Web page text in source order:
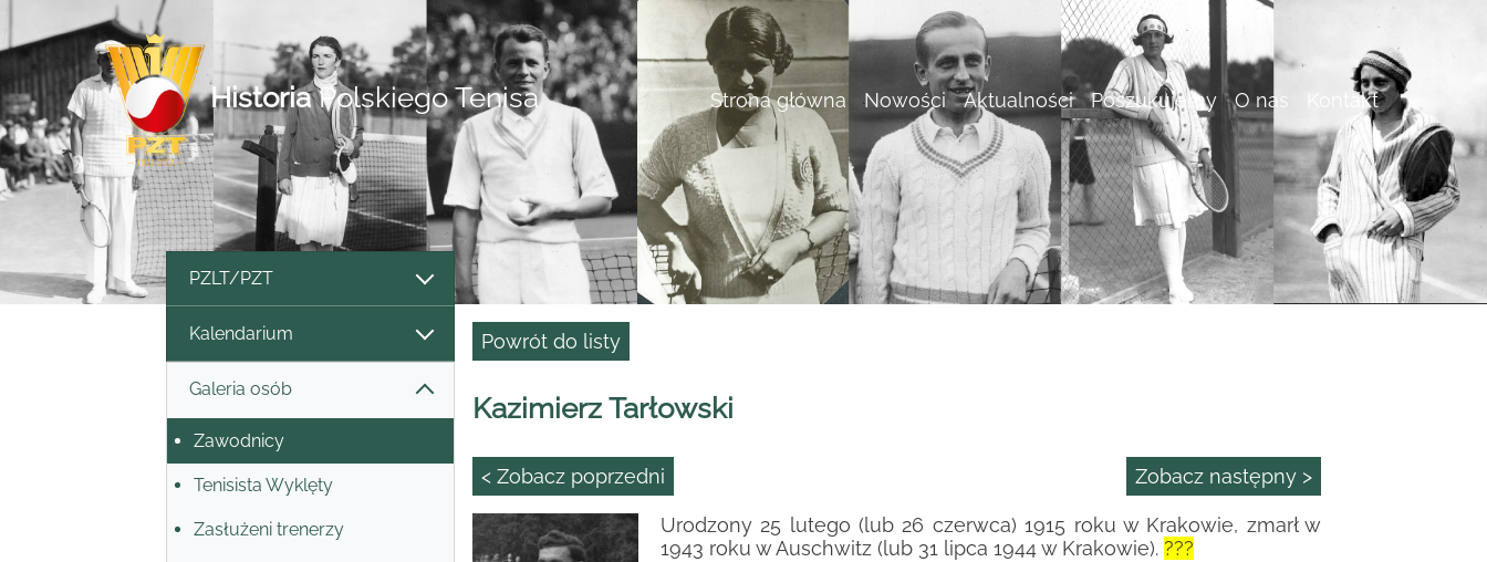
HistoriaPolskiego Tenisa Strona główna Nowości Aktualności Poszukujemy O nas Kontakt
PZLT/PZT
Kalendarium
Galeria osób
Zawodnicy
Tenisista Wyklęty
Zasłużeni trenerzy
Powrót do listy
Kazimierz Tarłowski
< Zobacz poprzedni Zobacz następny >
Urodzony 25 lutego (lub 26 czerwca) 1915 roku w Krakowie, zmarł w
1943 roku w Auschwitz (lub 31 lipca 1944 w Krakowie). ???